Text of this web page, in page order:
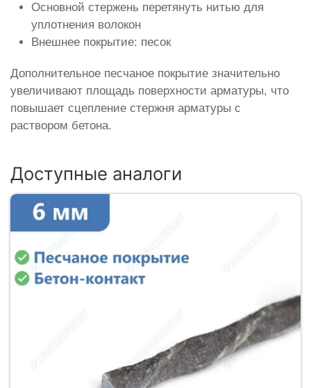
Основной стержень перетянуть нитью для
уплотнения волокон
Внешнее покрытие: песок
Дополнительное песчаное покрытие значительно
увеличивают площадь поверхности арматуры, что
повышает сцепление стержня арматуры с
раствором бетона.
Доступные аналоги